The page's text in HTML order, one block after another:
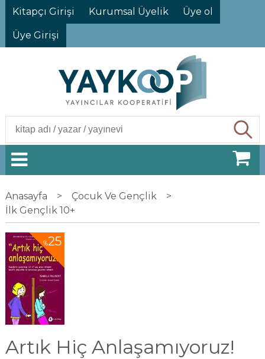
Kitapçı Girişi Kurumsal Üyelik Üye ol
Üye Girişi
Anasayfa > Çocuk Ve Gençlik
>
İlk Gençlik 10+
%25
Artık Hiç Anlaşamıyoruz!